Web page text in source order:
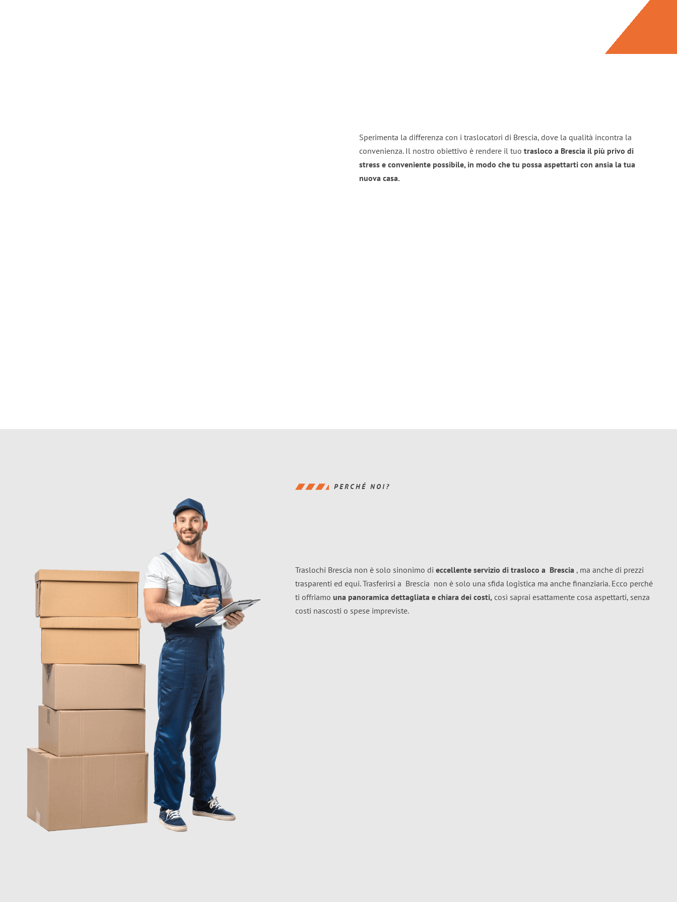
Sperimenta la differenza con i traslocatori di Brescia, dove la qualità incontra la
convenienza. Il nostro obiettivo è rendere il tuo trasloco a Brescia il più privo di
stress e conveniente possibile, in modo che tu possa aspettarti con ansia la tua
nuova casa.
PERCHÉ NOI?
Traslochi Brescia non è solo sinonimo di eccellente servizio di trasloco a Brescia , ma anche di prezzi
trasparenti ed equi. Trasferirsi a Brescia non è solo una sfida logistica ma anche finanziaria. Ecco perché
ti offriamo una panoramica dettagliata e chiara dei costi, così saprai esattamente cosa aspettarti, senza
costi nascosti o spese impreviste.